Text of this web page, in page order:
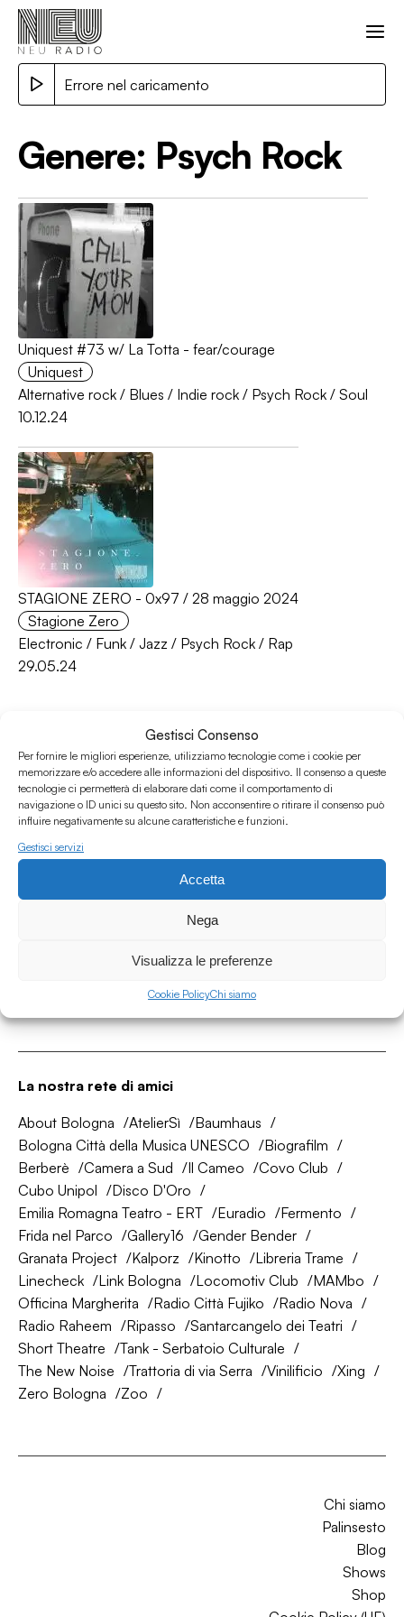
Gestisci Consenso
Per fornire le migliori esperienze, utilizziamo tecnologie come i cookie per
memorizzare e/o accedere alle informazioni del dispositivo. Il consenso a queste
tecnologie ci permetterà di elaborare dati come il comportamento di
navigazione o ID unici su questo sito. Non acconsentire o ritirare il consenso può
influire negativamente su alcune caratteristiche e funzioni.
Gestisci servizi
Accetta
Nega
Visualizza le preferenze
Cookie PolicyChi siamo
Errore nel caricamento
Genere: Psych Rock
Uniquest #73 w/ La Totta - fear/courage
Uniquest
Alternative rock / Blues / Indie rock / Psych Rock / Soul
10.12.24
STAGIONE ZERO - 0x97 / 28 maggio 2024
Stagione Zero
Electronic / Funk / Jazz / Psych Rock / Rap
29.05.24
Associazione Culturale Humus
Via degli Orti 63, Bologna 40137
CF: 03691751204
La nostra rete di amici
About Bologna AtelierSì
Baumhaus
Bologna Città della Musica UNESCO
Biografilm
Berberè
Camera a Sud Il Cameo
Covo Club
Cubo Unipol
Disco D'Oro
Emilia Romagna Teatro - ERT
Euradio
Fermento
Frida nel Parco
Gallery16
Gender Bender
Granata Project
Kalporz Kinotto
Libreria Trame
Linecheck
Link Bologna Locomotiv Club
MAMbo
Officina Margherita
Radio Città Fujiko
Radio Nova
Radio Raheem
Ripasso
Santarcangelo dei Teatri
Short Theatre
Tank - Serbatoio Culturale
The New Noise
Trattoria di via Serra Vinilificio
Xing
Zero Bologna
Zoo
Chi siamo
Palinsesto
Blog
Shows
Shop